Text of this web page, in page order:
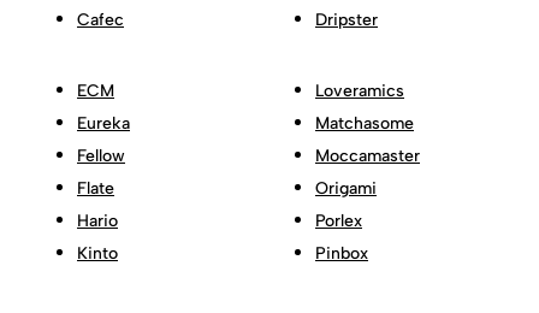
Cafec
Dripster
ECM
Eureka
Fellow
Flate
Hario
Kinto
Loveramics
Matchasome
Moccamaster
Origami
Porlex
Pinbox